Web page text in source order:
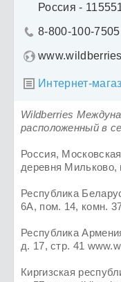
Россия -
 8-800-100-7505
 Интернет-
Wildberries
расположенный в
Россия,
деревня Мильково,
Республика
6А, пом. 14, комн.
Республика
д. 17, стр. 41
Киргизская